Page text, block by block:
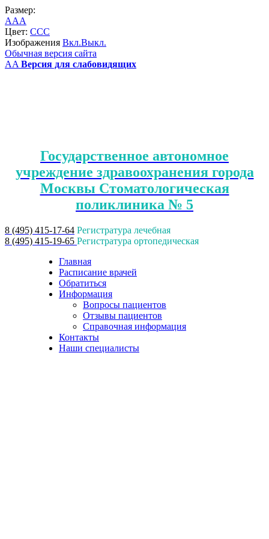
Размер:
AAA
Цвет: CCC
Изображения Вкл.Выкл.
Обычная версия сайта
AA Версия для слабовидящих
Государственное автономное
учреждение здравоохранения города
Москвы Стоматологическая
поликлиника № 5
8 (495) 415-17-64 Регистратура лечебная
8 (495) 415-19-65 Регистратура ортопедическая
Главная
Расписание врачей
Обратиться
Информация
Вопросы пациентов
Отзывы пациентов
Справочная информация
Контакты
Наши специалисты